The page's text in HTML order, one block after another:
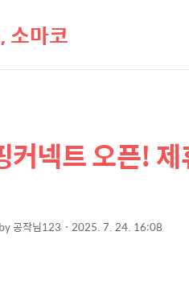
소마코
커넥트 오픈!
by공작님123 2025. 7. 24. 16:08